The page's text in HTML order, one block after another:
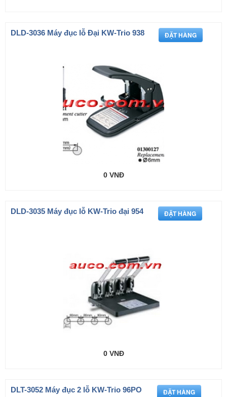
DLD-3036 Máy đục lỗ Đại KW-Trio 938
0 VNĐ
DLD-3035 Máy đục lỗ KW-Trio đại 954
0 VNĐ
DLT-3052 Máy đục 2 lỗ KW-Trio 96PO